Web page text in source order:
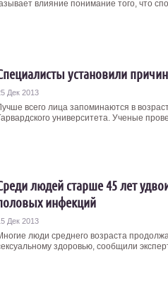
влияние понимание того, что
установили
Дек 2013
всего лица запоминаются в
университета. Ученые
людей старше 45 лет
инфекций
Дек 2013
люди среднего возраста
здоровью, сообщили